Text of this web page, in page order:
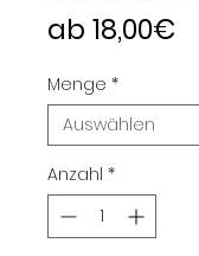
ab 18,00€
Menge *
Anzahl *